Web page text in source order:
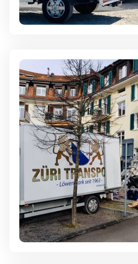
aufbewahrt
Entsorgung & Räumung